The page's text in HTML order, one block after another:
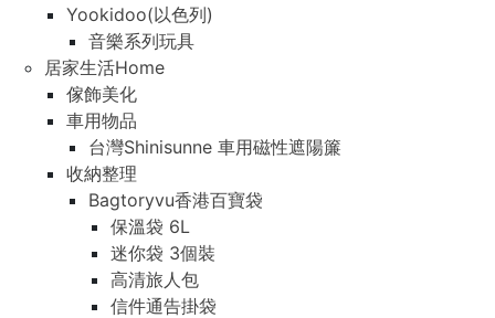
Yookidoo(以色列)
音樂系列玩具
居家生活Home
傢飾美化
車用物品
台灣Shinisunne 車用磁性遮陽簾
收納整理
Bagtoryvu香港百寶袋
保溫袋 6L
迷你袋 3個裝
高清旅人包
信件通告掛袋